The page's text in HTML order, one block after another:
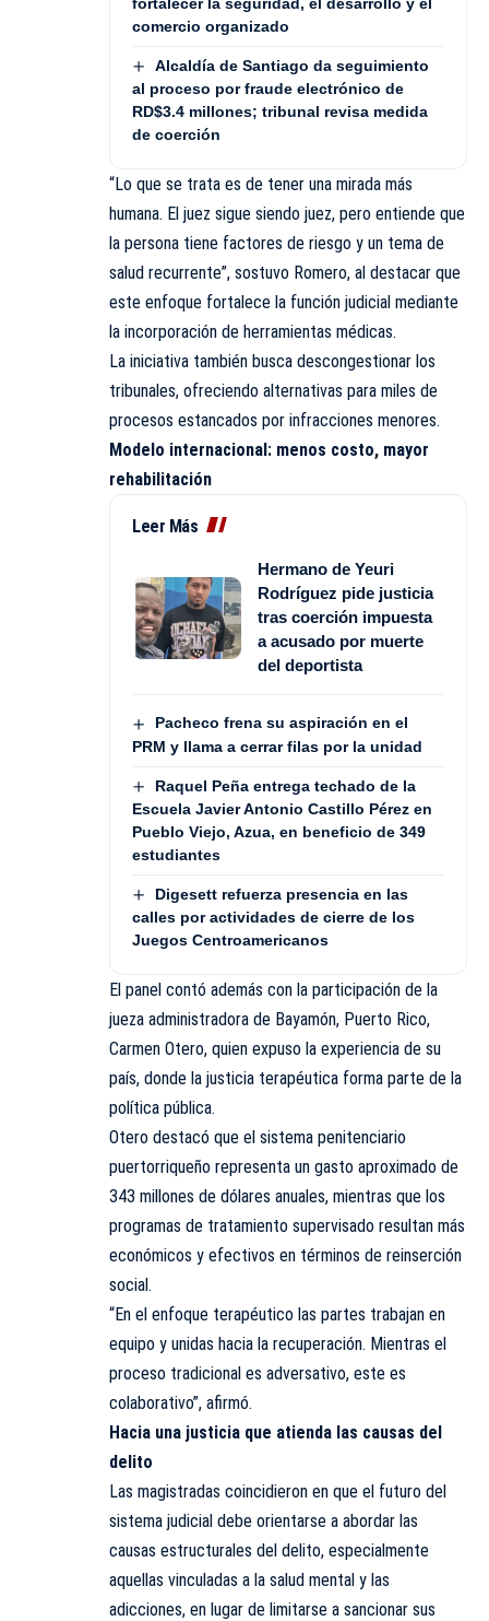
comercio organizado
Alcaldía de Santiago da seguimiento
al proceso por fraude electrónico de
RD$3.4 millones; tribunal revisa medida
de coerción
“Lo que se trata es de tener una mirada más
humana. El juez sigue siendo juez, pero entiende que
la persona tiene factores de riesgo y un tema de
salud recurrente”, sostuvo Romero, al destacar que
este enfoque fortalece la función judicial mediante
la incorporación de herramientas médicas.
La iniciativa también busca descongestionar los
tribunales, ofreciendo alternativas para miles de
procesos estancados por infracciones menores.
Modelo internacional: menos costo, mayor
rehabilitación
Leer Más
Hermano de Yeuri
Rodríguez pide justicia
tras coerción impuesta
a acusado por muerte
del deportista
Pacheco frena su aspiración en el
PRM y llama a cerrar filas por la unidad
Raquel Peña entrega techado de la
Escuela Javier Antonio Castillo Pérez en
Pueblo Viejo, Azua, en beneficio de 349
estudiantes
Digesett refuerza presencia en las
calles por actividades de cierre de los
Juegos Centroamericanos
El panel contó además con la participación de la
jueza administradora de Bayamón, Puerto Rico,
Carmen Otero, quien expuso la experiencia de su
país, donde la justicia terapéutica forma parte de la
política pública.
Otero destacó que el sistema penitenciario
puertorriqueño representa un gasto aproximado de
343 millones de dólares anuales, mientras que los
programas de tratamiento supervisado resultan más
económicos y efectivos en términos de reinserción
social.
“En el enfoque terapéutico las partes trabajan en
equipo y unidas hacia la recuperación. Mientras el
proceso tradicional es adversativo, este es
colaborativo”, afirmó.
Hacia una justicia que atienda las causas del
delito
Las magistradas coincidieron en que el futuro del
sistema judicial debe orientarse a abordar las
causas estructurales del delito, especialmente
aquellas vinculadas a la salud mental y las
adicciones, en lugar de limitarse a sancionar sus